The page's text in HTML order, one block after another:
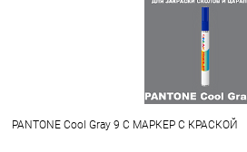
PANTONE Cool Gray 9 C МАРКЕР С КРАСКОЙ